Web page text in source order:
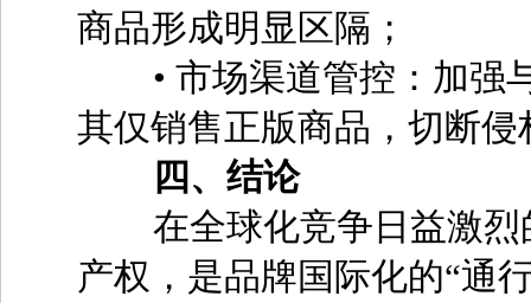
商品形成明显区隔；
• 市场渠道管控：加强
其仅销售正版商品，切断
四、结论
在全球化竞争日益激烈
产权，是品牌国际化的“通